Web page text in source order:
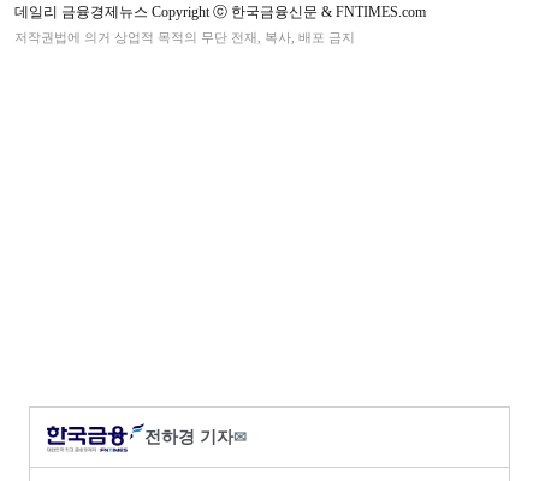
데일리 금융경제뉴스 Copyright ⓒ 한국금융신문 & FNTIMES.com
저작권법에 의거 상업적 목적의 무단 전재, 복사, 배포 금지
전하경 기자✉